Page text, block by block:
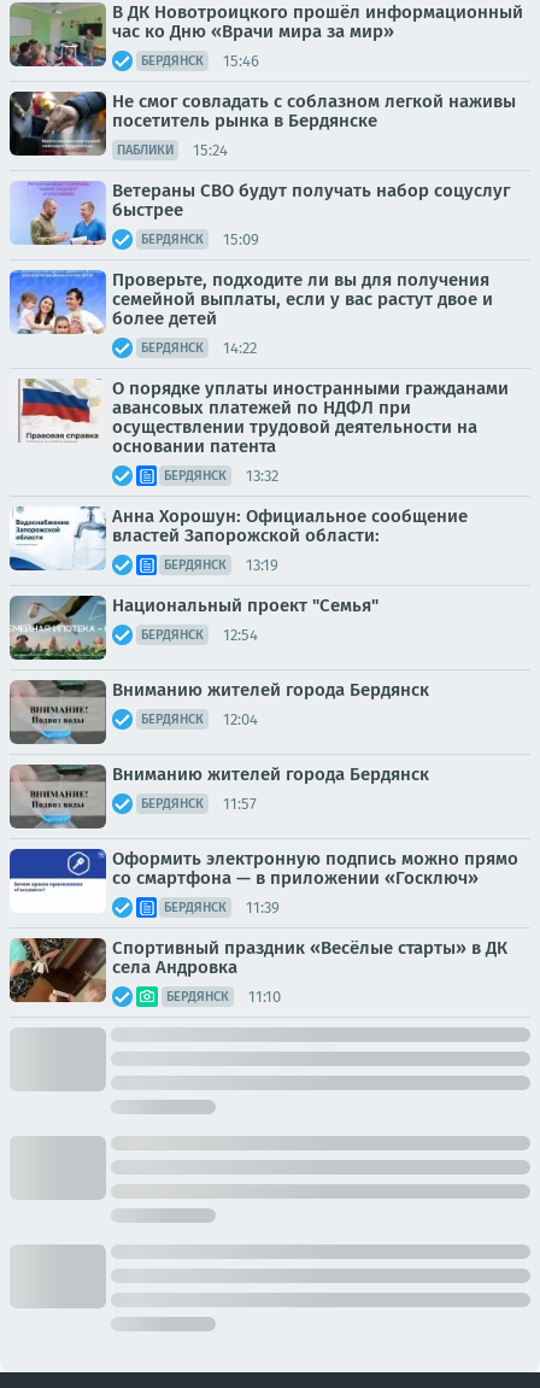
В ДК Новотроицкого прошёл информационный
час ко Дню «Врачи мира за мир»
БЕРДЯНСК 15:46
Не смог совладать с соблазном легкой наживы
посетитель рынка в Бердянске
ПАБЛИКИ 15:24
Ветераны СВО будут получать набор соцуслуг
быстрее
БЕРДЯНСК 15:09
Проверьте, подходите ли вы для получения
семейной выплаты, если у вас растут двое и
более детей
БЕРДЯНСК 14:22
О порядке уплаты иностранными гражданами
авансовых платежей по НДФЛ при
осуществлении трудовой деятельности на
основании патента
БЕРДЯНСК 13:32
Анна Хорошун: Официальное сообщение
властей Запорожской области:
БЕРДЯНСК 13:19
Национальный проект "Семья"
БЕРДЯНСК 12:54
Вниманию жителей города Бердянск
БЕРДЯНСК 12:04
Вниманию жителей города Бердянск
БЕРДЯНСК 11:57
Оформить электронную подпись можно прямо
со смартфона — в приложении «Госключ»
БЕРДЯНСК 11:39
Спортивный праздник «Весёлые старты» в ДК
села Андровка
БЕРДЯНСК 11:10